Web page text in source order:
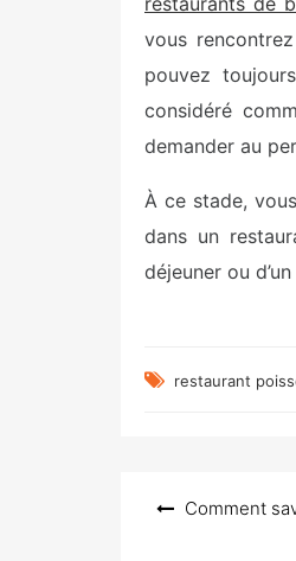
vous
pouvez
considéré
demander au
À ce stade,
dans un
déjeuner ou
restaurant
Comment